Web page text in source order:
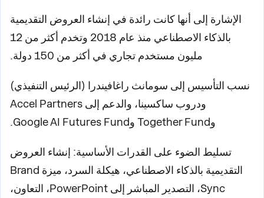
الإشارة إلى أنها كانت رائدة في إنشاء العروض التقديمية
بالذكاء الاصطناعي منذ عام 2018 وتخدم أكثر من 12
مليون مستخدم تجاري في أكثر من 150 دولة.
نسب التأسيس إلى سومانث راغافيندرا (الرئيس التنفيذي)
ودروب ساكسينا، والدعم إلى Accel Partners
تسليط الضوء على القدرات الأساسية: إنشاء العروض
التقديمية بالذكاء الاصطناعي، هيكلة السرد، ميزة Brand
Sync، التصدير المباشر إلى PowerPoint، التعاون،